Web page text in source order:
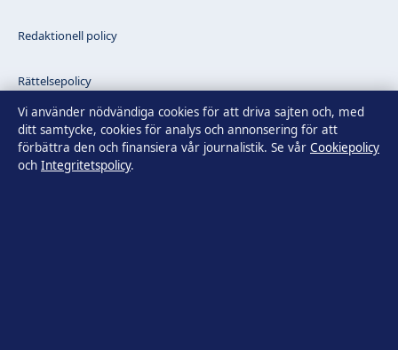
Redaktionell policy
Rättelsepolicy
Faktagranskningspolicy
Ägande & finansiering
Vi använder nödvändiga cookies för att driva sajten och, med
ditt samtycke, cookies för analys och annonsering för att
förbättra den och finansiera vår journalistik. Se vår Cookiepolicy
och Integritetspolicy.